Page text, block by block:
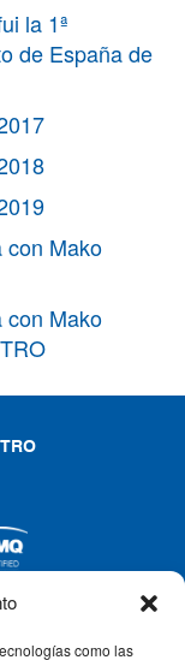
como las
la 1ª
de España de
con Mako
con Mako